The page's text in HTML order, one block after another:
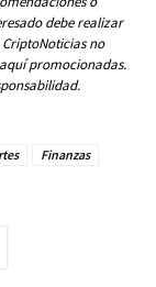
debe realizar
no
promocionadas.
Finanzas